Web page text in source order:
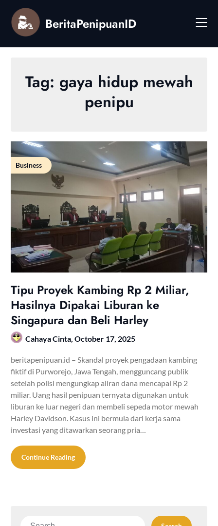
content
BeritaPenipuanID
Tag: gaya hidup mewah
penipu
Business
Tipu Proyek Kambing Rp 2 Miliar,
Hasilnya Dipakai Liburan ke
Singapura dan Beli Harley
Cahaya Cinta,October 17, 2025
beritapenipuan.id – Skandal proyek pengadaan kambing
fiktif di Purworejo, Jawa Tengah, mengguncang publik
setelah polisi mengungkap aliran dana mencapai Rp 2
miliar. Uang hasil penipuan ternyata digunakan untuk
liburan ke luar negeri dan membeli sepeda motor mewah
Harley Davidson. Kasus ini bermula dari kerja sama
investasi yang ditawarkan seorang pria…
Continue Reading
Search